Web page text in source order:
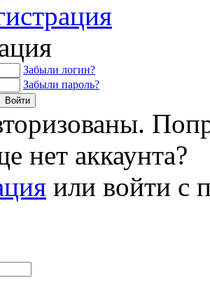
Забыли логин?
Забыли пароль?
нет аккаунта?
или войти с